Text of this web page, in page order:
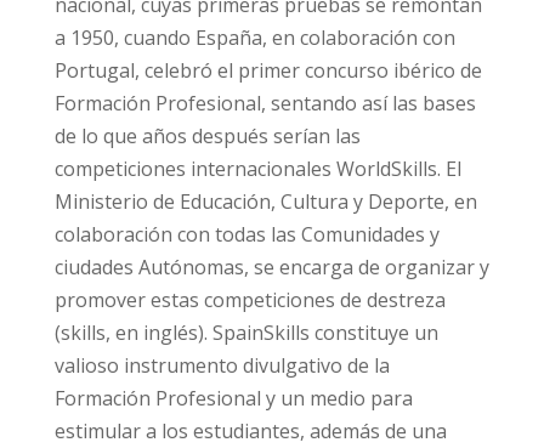
a 1950, cuando España, en colaboración con
Portugal, celebró el primer concurso ibérico de
Formación Profesional, sentando así las bases
de lo que años después serían las
competiciones internacionales WorldSkills. El
Ministerio de Educación, Cultura y Deporte, en
colaboración con todas las Comunidades y
ciudades Autónomas, se encarga de organizar y
promover estas competiciones de destreza
(skills, en inglés). SpainSkills constituye un
valioso instrumento divulgativo de la
Formación Profesional y un medio para
estimular a los estudiantes, además de una